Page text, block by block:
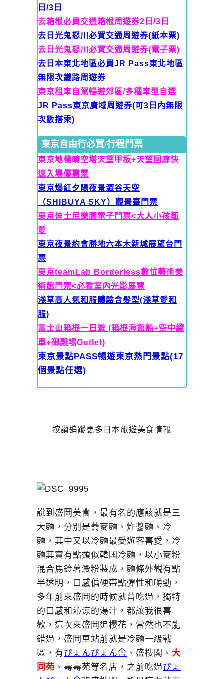
日/3日
去箱根必買交通箱根周遊券2日/3日
去日光鬼怒川必買交通周遊券(紙本票)
去日光鬼怒川必買交通周遊券(電子票)
去日本東北地區必買JR Pass東北地區
無限次鐵路周遊券
東京租車自駕暢遊郊區/多種車型自選
JR Pass東京廣域周遊券(可3日內無限
次數搭乘)
東京自由行必買/行程門票
東京地標晴空塔天望甲板+天望回廊快
速入場優惠票
東京爆紅夕陽夜景澀谷天空
（SHIBUYA SKY）觀景臺門票
東京迪士尼樂園電子門票<大人小孩都
愛
東京夜景約會勝地六本木新城展望台門
票
東京teamLab Borderless數位藝術美
術館門票<必看室內光影展覽
淺草高人氣和服體驗含髮型(淺草愛和
服)
富士山箱根一日遊 (箱根海盜船+空中纜
車+御殿場Outlet)
東京景點PASS暢遊東京熱門景點(17
個景點任選)
按讚追蹤更多日本旅遊美食情報
說到盛岡美食，最有名的應該就是三
大麵，分別是蕎麥麵、炸醬麵、冷
麵，其中又以冷麵最受遊客喜愛，冷
麵其實有點類似韓國冷麵，以小麥粉
混合馬鈴薯澱粉製成，麵條外觀有點
半透明，口感偏硬帶點彈性和嚼勁，
多年前來盛岡的時候就曾吃過，獨特
的口感和沁涼的湯汁，都讓我很喜
歡，這次來盛岡追櫻花，當然也不能
錯過，盛岡車站前就是冷麵一級戰
區，有ぴょんぴょん舎 、盛樓閣、 大
同苑 、壽壽苑等名店，之前吃過ぴょ